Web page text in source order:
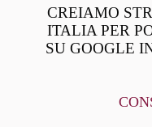
CREIAMO
ITALIA PER
SU GOOGLE